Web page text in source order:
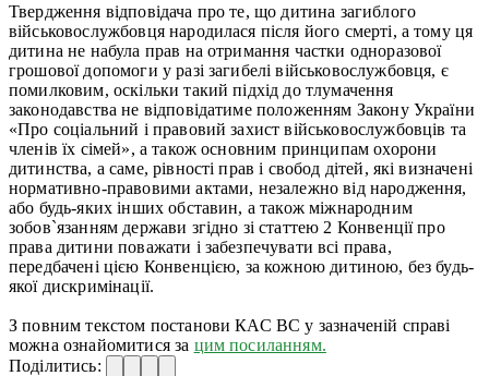
Твердження відповідача про те, що дитина загиблого
військовослужбовця народилася після його смерті, а тому ця
дитина не набула прав на отримання частки одноразової
грошової допомоги у разі загибелі військовослужбовця, є
помилковим, оскільки такий підхід до тлумачення
законодавства не відповідатиме положенням Закону України
«Про соціальний і правовий захист військовослужбовців та
членів їх сімей», а також основним принципам охорони
дитинства, а саме, рівності прав і свобод дітей, які визначені
нормативно-правовими актами, незалежно від народження,
або будь-яких інших обставин, а також міжнародним
зобов`язанням держави згідно зі статтею 2 Конвенції про
права дитини поважати і забезпечувати всі права,
передбачені цією Конвенцією, за кожною дитиною, без будь-
якої дискримінації.
З повним текстом постанови КАС ВС у зазначеній справі
можна ознайомитися за цим посиланням.
Поділитись: